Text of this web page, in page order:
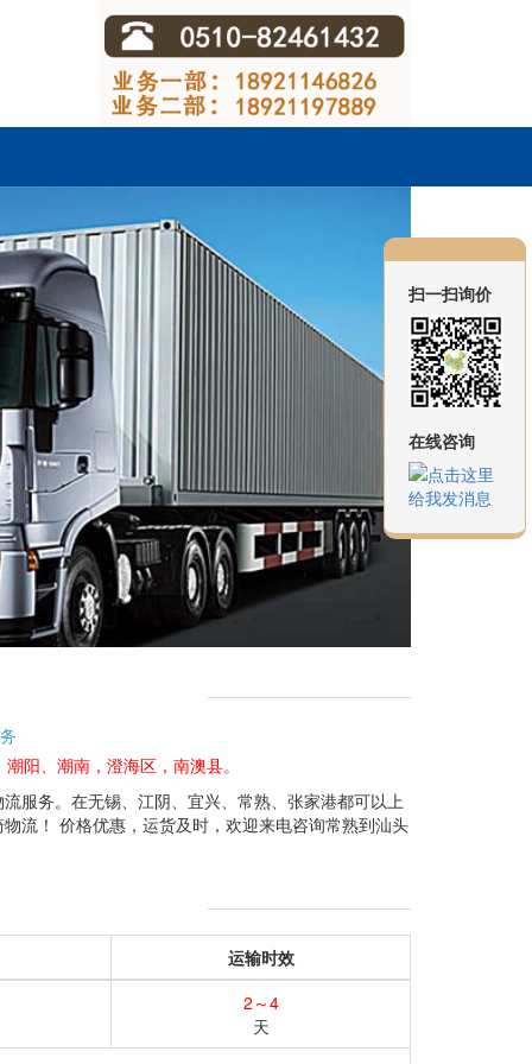
阳、潮南，澄海区，南澳县。
服务。在无锡、江阴、宜兴、常熟、张家港都可以上
流！ 价格优惠，运货及时，欢迎来电咨询常熟到汕头
运输时效
2～4
天
扫一扫询价
在线咨询